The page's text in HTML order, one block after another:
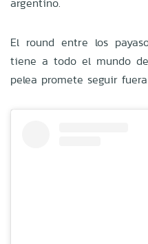
El round entre los
tiene a todo el mundo
pelea promete seguir